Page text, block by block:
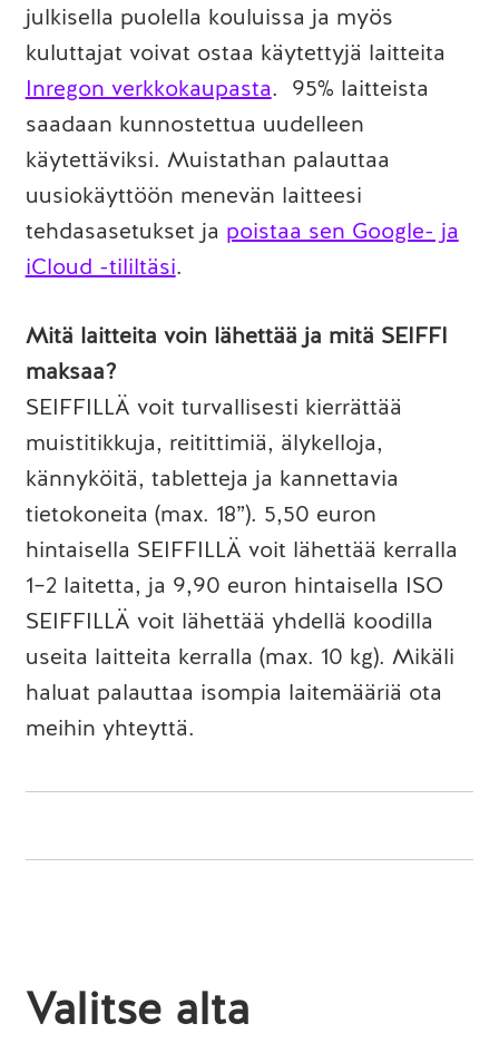
julkisella puolella kouluissa ja myös
kuluttajat voivat ostaa käytettyjä laitteita
Inregon verkkokaupasta. 95% laitteista
saadaan kunnostettua uudelleen
käytettäviksi. Muistathan palauttaa
uusiokäyttöön menevän laitteesi
tehdasasetukset ja poistaa sen Google- ja
iCloud -tililtäsi.
Mitä laitteita voin lähettää ja mitä SEIFFI
maksaa?
SEIFFILLÄ voit turvallisesti kierrättää
muistitikkuja, reitittimiä, älykelloja,
kännyköitä, tabletteja ja kannettavia
tietokoneita (max. 18”). 5,50 euron
hintaisella SEIFFILLÄ voit lähettää kerralla
1–2 laitetta, ja 9,90 euron hintaisella ISO
SEIFFILLÄ voit lähettää yhdellä koodilla
useita laitteita kerralla (max. 10 kg). Mikäli
haluat palauttaa isompia laitemääriä ota
meihin yhteyttä.
Valitse alta